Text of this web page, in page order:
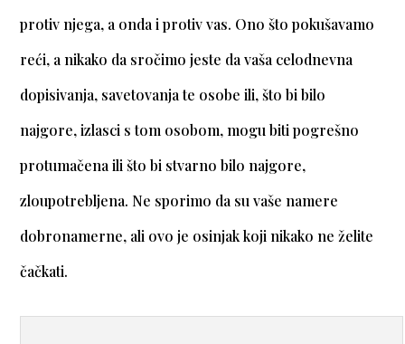
protiv njega, a onda i protiv vas. Ono što pokušavamo
reći, a nikako da sročimo jeste da vaša celodnevna
dopisivanja, savetovanja te osobe ili, što bi bilo
najgore, izlasci s tom osobom, mogu biti pogrešno
protumačena ili što bi stvarno bilo najgore,
zloupotrebljena. Ne sporimo da su vaše namere
dobronamerne, ali ovo je osinjak koji nikako ne želite
čačkati.